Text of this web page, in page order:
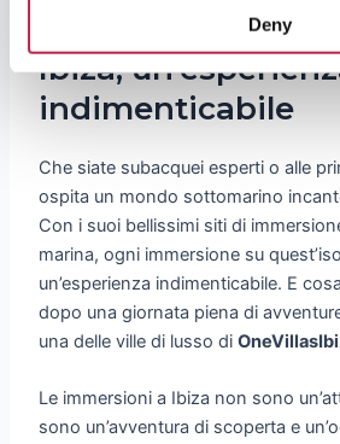
Deny
Conclusione:
Ibiza,
indimenticabile
Che siate subacquei esperti o alle
ospita un mondo sottomarino
Con i suoi bellissimi siti di
marina, ogni immersione su
un’esperienza indimenticabile. E
dopo una giornata piena di
una delle ville di lusso di
Le immersioni a Ibiza non sono
sono un’avventura di scoperta e